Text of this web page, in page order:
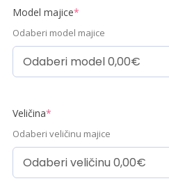
Model majice*
Odaberi model majice
Veličina*
Odaberi veličinu majice